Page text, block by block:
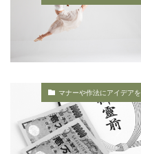
マナーや作法にアイデアを